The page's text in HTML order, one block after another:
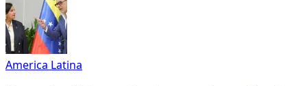
America Latina